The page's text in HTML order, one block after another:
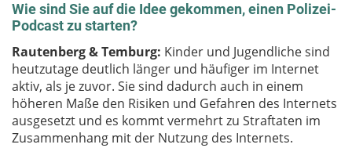
Wie sind Sie auf die Idee gekommen, einen Polizei-
Podcast zu starten?
Rautenberg & Temburg: Kinder und Jugendliche sind
heutzutage deutlich länger und häufiger im Internet
aktiv, als je zuvor. Sie sind dadurch auch in einem
höheren Maße den Risiken und Gefahren des Internets
ausgesetzt und es kommt vermehrt zu Straftaten im
Zusammenhang mit der Nutzung des Internets.